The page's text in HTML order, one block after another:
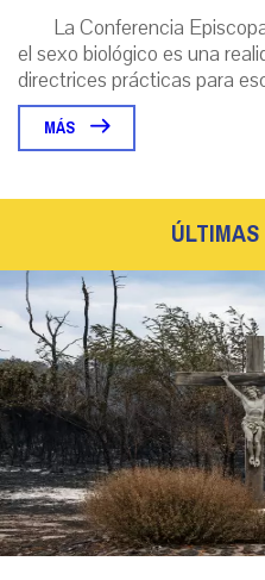
La Conferencia
el sexo biológico es una
directrices prácticas para
MÁS